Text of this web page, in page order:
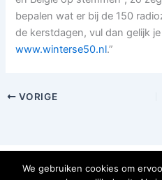
bepalen wat er bij de 150
de kerstdagen, vul dan gelijk
www.winterse50.nl.”
VORIGE
Copyright © 2026
We gebruiken cookies om